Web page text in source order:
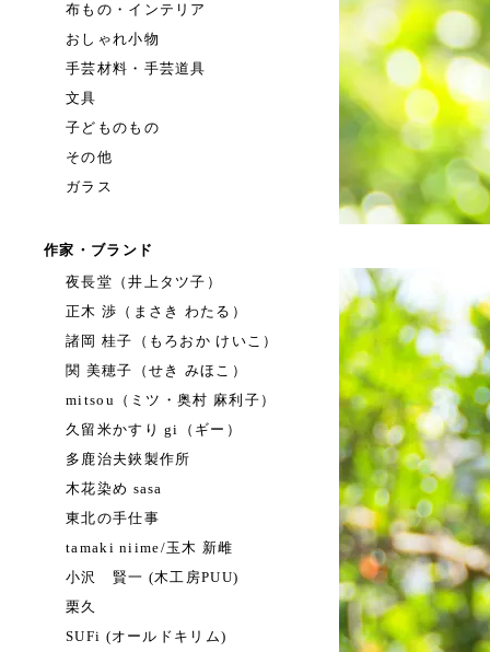
布もの・インテリア
おしゃれ小物
手芸材料・手芸道具
文具
子どものもの
その他
ガラス
作家・ブランド
夜長堂（井上タツ子）
正木 渉（まさき わたる）
諸岡 桂子（もろおか けいこ）
関 美穂子（せき みほこ）
mitsou（ミツ・奥村 麻利子）
久留米かすり gi（ギー）
多鹿治夫鋏製作所
木花染め sasa
東北の手仕事
tamaki niime/玉木 新雌
小沢 賢一 (木工房PUU)
栗久
SUFi (オールドキリム)